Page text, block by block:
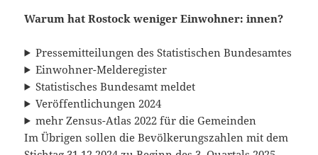
Warum hat Rostock weniger Einwohner: innen?
Pressemitteilungen des Statistischen Bundesamtes
Einwohner-Melderegister
Statistisches Bundesamt meldet
Veröffentlichungen 2024
mehr Zensus-Atlas 2022 für die Gemeinden
Im Übrigen sollen die Bevölkerungszahlen mit dem